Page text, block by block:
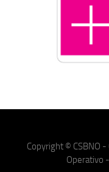
Copyright © CSBNO
Operativo